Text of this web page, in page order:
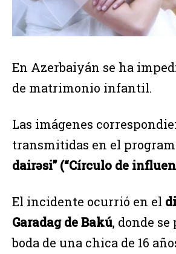
En Azerbaiyán se ha
de matrimonio infantil.
Las imágenes
transmitidas en el
dairəsi” (“Círculo de
El incidente ocurrió en el
Garadag de Bakú, donde
boda de una chica de 16